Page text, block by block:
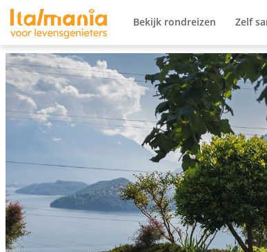
Ga naar content
Bekijk rondreizen Zelf